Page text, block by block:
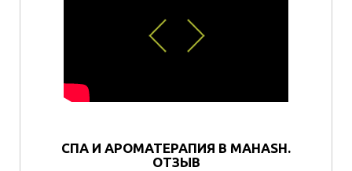
СПА И АРОМАТЕРАПИЯ В MAHASH.
ОТЗЫВ